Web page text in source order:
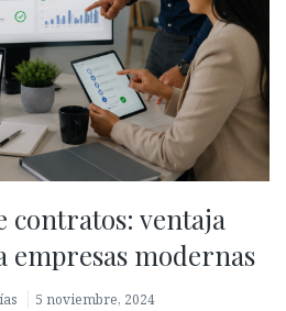
contratos: ventaja
empresas modernas
5 noviembre, 2024